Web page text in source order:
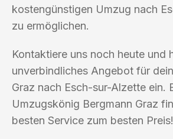
kostengünstigen Umzug nach
zu ermöglichen.
Kontaktiere uns noch heute und
unverbindliches Angebot für
Graz nach Esch-sur-Alzette ein.
Umzugskönig Bergmann Graz
besten Service zum besten Preis!